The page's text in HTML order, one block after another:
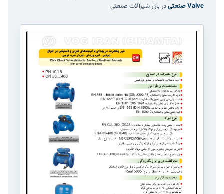
Valve صنعتی
در بازار شیرآلات صنعتی